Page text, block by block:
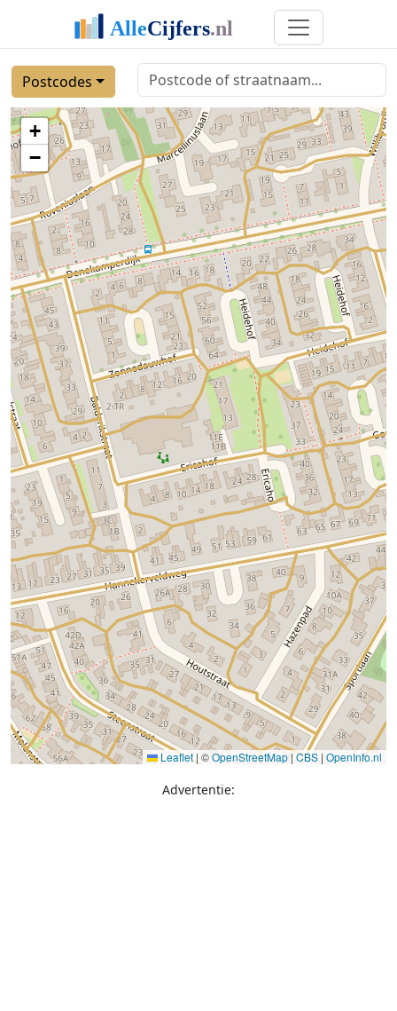
Postcodes
+
−
Leaflet | ©OpenStreetMap | CBS | OpenInfo.nl
Advertentie: